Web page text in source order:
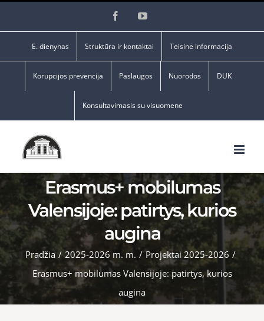
FacebookYouTube
E. dienynas Struktūra ir kontaktai Teisinė informacija
Korupcijos prevencija Paslaugos Nuorodos DUK
Konsultavimasis su visuomene
Erasmus+ mobilumas
Valensijoje: patirtys, kurios
augina
Pradžia / 2025-2026 m. m. / Projektai 2025-2026 /
Erasmus+ mobilumas Valensijoje: patirtys, kurios
augina